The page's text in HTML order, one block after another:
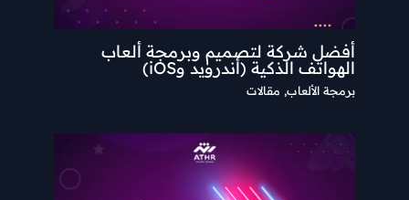
أفضل شركة لتصميم وبرمجة ألعاب
الهواتف الذكية (أندرويد وiOS)
برمجة الألعاب, مقالات